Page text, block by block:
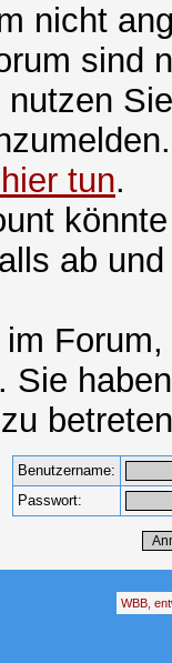
nicht
sind
tun.
ab
Sie
Benutzername:
Passwort:
WBB,